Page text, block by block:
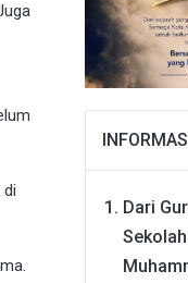
Dari